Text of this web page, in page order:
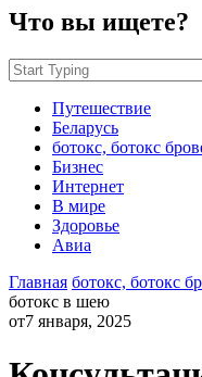
Что вы ищете?
Путешествие
Беларусь
ботокс, ботокс
Бизнес
Интернет
В мире
Здоровье
Авиа
Главная ботокс, ботокс
ботокс в шею
от7 января, 2025